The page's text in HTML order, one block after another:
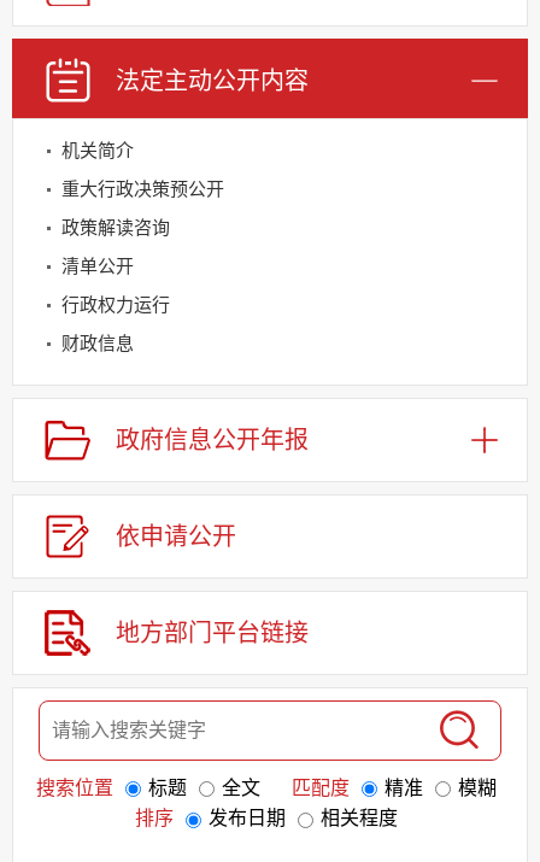
法定主动公开内容
机关简介
重大行政决策预公开
政策解读咨询
清单公开
行政权力运行
财政信息
规划信息
建议提案办理
公务员及事业单位招录
应急管理
回应关切
监督保障
其他法定信息
政府信息公开年报
依申请公开
地方部门 平台链接
搜索位置 标题 全文 匹配度 精准
模糊
排序
发布日期 相关程度